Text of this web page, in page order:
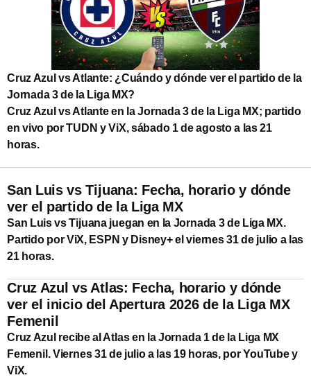
Cruz Azul vs Atlante: ¿Cuándo y dónde ver el partido de la
Jornada 3 de la Liga MX?
Cruz Azul vs Atlante en la Jornada 3 de la Liga MX; partido
en vivo por TUDN y ViX, sábado 1 de agosto a las 21
horas.
San Luis vs Tijuana: Fecha, horario y dónde
ver el partido de la Liga MX
San Luis vs Tijuana juegan en la Jornada 3 de Liga MX.
Partido por ViX, ESPN y Disney+ el viernes 31 de julio a las
21 horas.
Cruz Azul vs Atlas: Fecha, horario y dónde
ver el inicio del Apertura 2026 de la Liga MX
Femenil
Cruz Azul recibe al Atlas en la Jornada 1 de la Liga MX
Femenil. Viernes 31 de julio a las 19 horas, por YouTube y
ViX.